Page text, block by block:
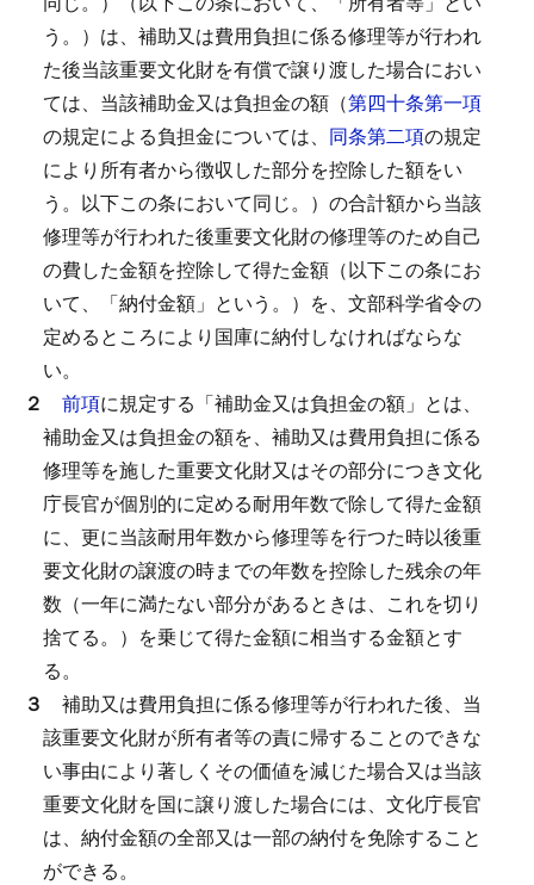
う。）は、補助又は費用負担に係る修理等が行われ
た後当該重要文化財を有償で譲り渡した場合におい
ては、当該補助金又は負担金の額（第四十条第一項
の規定による負担金については、 同条第二項の規定
により所有者から徴収した部分を控除した額をい
う。以下この条において同じ。）の合計額から当該
修理等が行われた後重要文化財の修理等のため自己
の費した金額を控除して得た金額（以下この条にお
いて、「納付金額」という。）を、文部科学省令の
定めるところにより国庫に納付しなければならな
い。
２ 前項に規定する「補助金又は負担金の額」とは、
補助金又は負担金の額を、補助又は費用負担に係る
修理等を施した重要文化財又はその部分につき文化
庁長官が個別的に定める耐用年数で除して得た金額
に、更に当該耐用年数から修理等を行つた時以後重
要文化財の譲渡の時までの年数を控除した残余の年
数（一年に満たない部分があるときは、これを切り
捨てる。）を乗じて得た金額に相当する金額とす
る。
３ 補助又は費用負担に係る修理等が行われた後、当
該重要文化財が所有者等の責に帰することのできな
い事由により著しくその価値を減じた場合又は当該
重要文化財を国に譲り渡した場合には、文化庁長官
は、納付金額の全部又は一部の納付を免除すること
ができる。